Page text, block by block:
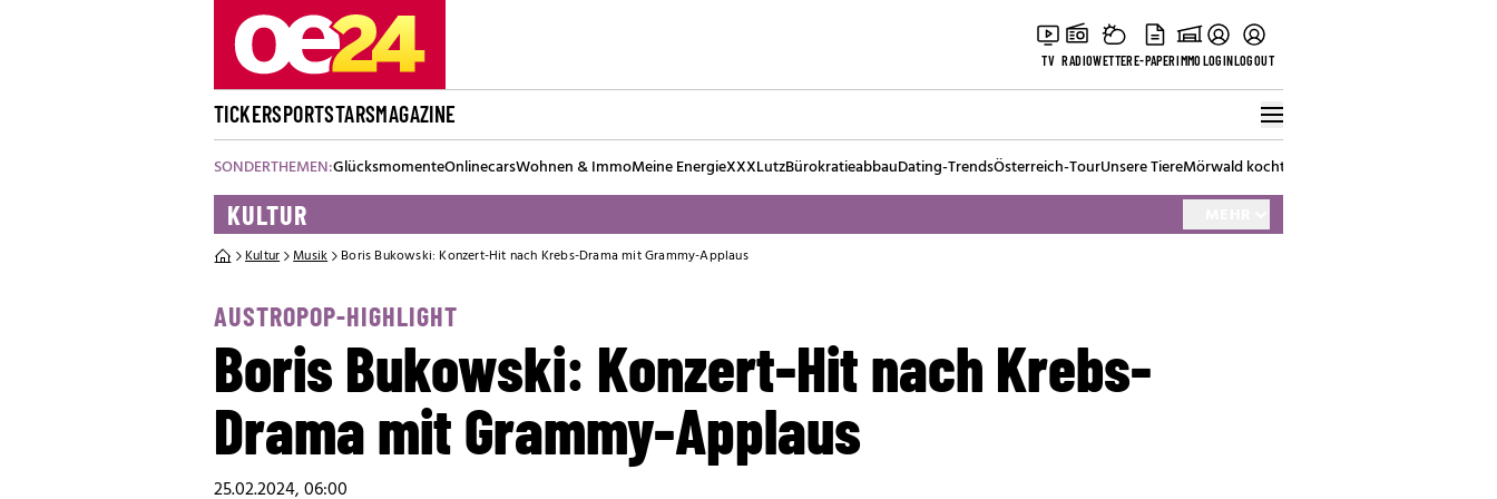
TV RADIOWETTERE-PAPERIMMOLOGINLOGOUT
TICKERSPORTSTARSMAGAZINE
SONDERTHEMEN:GlücksmomenteOnlinecarsWohnen & ImmoMeine EnergieXXXLutzBürokratieabbauDating-TrendsÖsterreich-TourUnsere TiereMörwald kocht
KULTUR
Kultur Musik Boris Bukowski: Konzert-Hit nach Krebs-Drama mit Grammy-Applaus
AUSTROPOP-HIGHLIGHT
Boris Bukowski: Konzert-Hit nach Krebs-
Drama mit Grammy-Applaus
25.02.2024, 06:00